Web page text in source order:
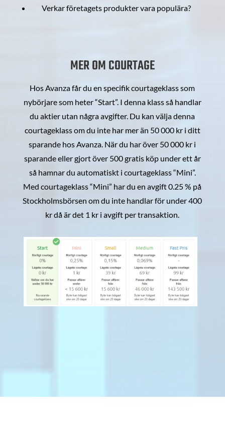
Verkar företagets produkter vara populära?
MER OM COURTAGE
Hos Avanza får du en specifik courtageklass som
nybörjare som heter “Start”. I denna klass så handlar
du aktier utan några avgifter. Du kan välja denna
courtageklass om du inte har mer än 50 000 kr i ditt
sparande hos Avanza. När du har över 50 000 kr i
sparande eller gjort över 500 gratis köp under ett år
så hamnar du automatiskt i courtageklass “Mini”.
Med courtageklass “Mini” har du en avgift 0.25 % på
Stockholmsbörsen om du inte handlar för under 400
kr då är det 1 kr i avgift per transaktion.